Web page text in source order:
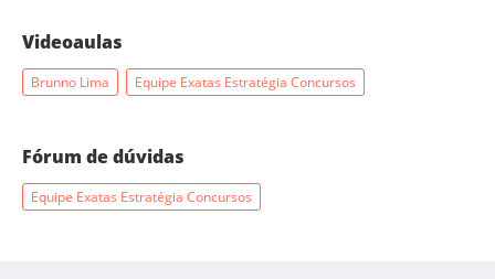
Videoaulas
Brunno Lima Equipe Exatas Estratégia Concursos
Fórum de dúvidas
Equipe Exatas Estratégia Concursos